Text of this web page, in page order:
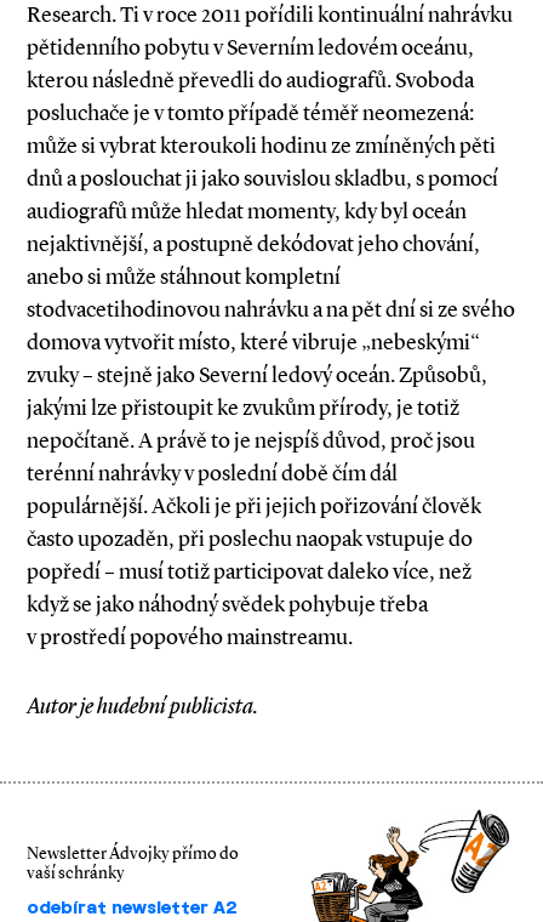
Research. Ti v roce 2011 pořídili kontinuální nahrávku
pětidenního pobytu v Severním ledovém oceánu,
kterou následně převedli do audiografů. Svoboda
posluchače je v tomto případě téměř ne­­omezená:
může si vybrat kteroukoli hodinu ze zmíněných pěti
dnů a poslouchat ji jako souvislou skladbu, s pomocí
audiografů může hledat momenty, kdy byl oceán
nejaktivnější, a postupně dekódovat jeho chování,
anebo si může stáhnout kompletní
stodvacetihodinovou nahrávku a na pět dní si ze svého
domova vytvořit místo, které vibruje „nebeskými“
zvuky – stejně jako Severní ledový ­oceán. Způsobů,
jakými lze přistoupit ke zvukům přírody, je totiž
nepočítaně. A právě to je nejspíš důvod, proč jsou
terénní nahrávky v poslední době čím dál
populárnější. Ačkoli je při jejich pořizování člověk
často upozaděn, při poslechu naopak vstupuje do
popředí – musí totiž participovat daleko více, než
když se jako náhodný svědek pohybuje třeba
v prostředí popového mainstreamu.
Autor je hudební publicista.
Newsletter Ádvojky přímo do
vaší schránky
odebírat newsletter A2